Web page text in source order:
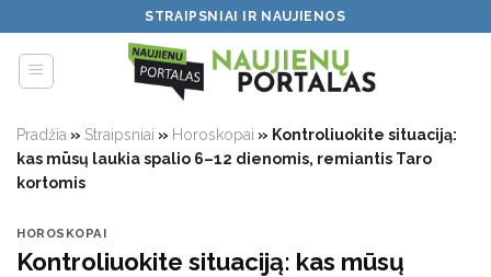
to
content
STRAIPSNIAI IR NAUJIENOS
Pradžia » Straipsniai » Horoskopai » Kontroliuokite situaciją:
kas mūsų laukia spalio 6–12 dienomis, remiantis Taro
kortomis
HOROSKOPAI
Kontroliuokite situaciją: kas mūsų